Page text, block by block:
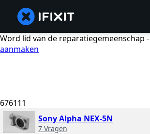
Word lid van de reparatiegemeenschap -
aanmaken
676111
Sony Alpha NEX-5N
7 Vragen